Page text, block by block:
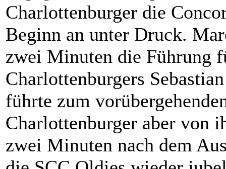
Charlottenburger die
Beginn an unter Druck.
zwei Minuten die Führung
Charlottenburgers
führte zum
Charlottenburger aber von
zwei Minuten nach dem